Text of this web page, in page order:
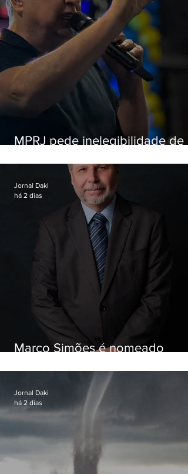
MPRJ pede inelegibilidade de
Marco Simões é nomeado
Jornal Daki
há 2 dias
Jornal Daki
há 2 dias